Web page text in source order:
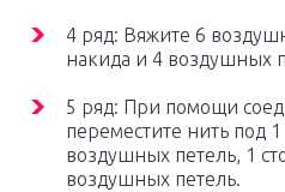
4 ряд: Вяжите 6
накида и 4 воздушных
5 ряд: При помощи
переместите нить под
воздушных петель, 1
воздушных петель.